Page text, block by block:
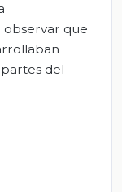
observar que
del